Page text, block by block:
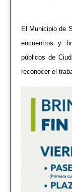
El Municipio de
encuentros y
públicos de
reconocer el